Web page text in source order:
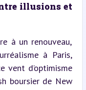
illusions et
à un renouveau,
à Paris,
vent d’optimisme
boursier de New